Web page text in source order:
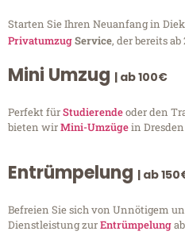
Starten Sie Ihren Neuanfang in
PrivatumzugService, der bereits
Mini Umzug | ab 100€
Perfekt fürStudierendeoder den
bieten wirMini-Umzügein Dresden
Entrümpelung | ab
Befreien Sie sich von Unnötigem
Dienstleistung zurEntrümpelung